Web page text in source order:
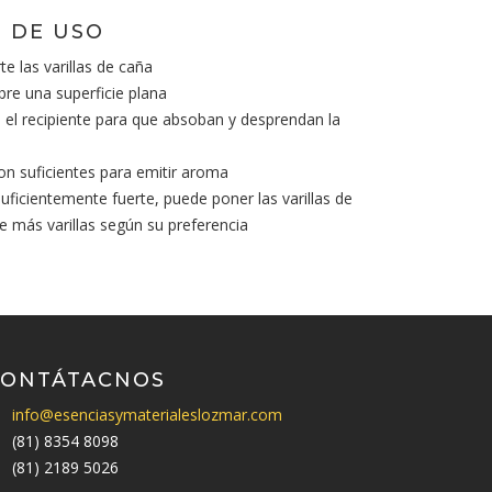
DE USO
las varillas de caña
una superficie plana
recipiente para que absoban y desprendan la
suficientes para emitir aroma
fuerte, puede poner las varillas de
más varillas según su preferencia
info@esenciasymaterialeslozmar.com
(81) 8354 8098
(81) 2189 5026